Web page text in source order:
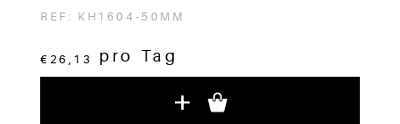
REF: KH1604-50MM
€26,13 pro Tag
+